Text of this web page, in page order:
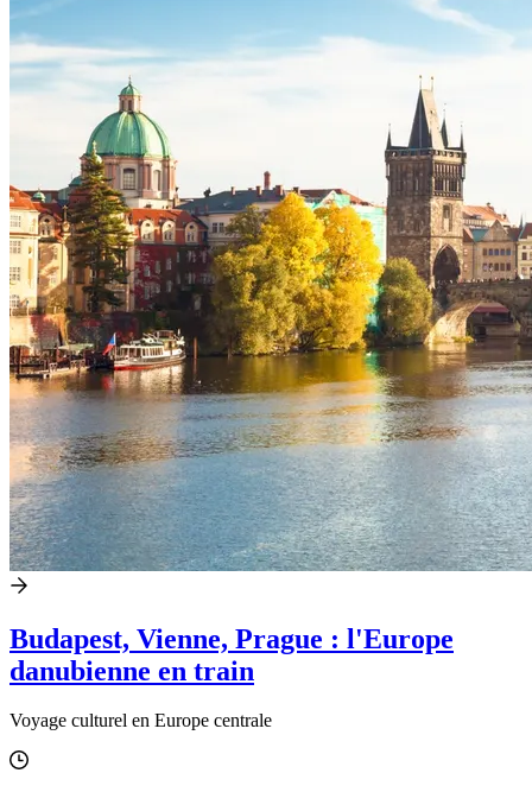
Budapest, Vienne, Prague : l'Europe
danubienne en train
Voyage culturel en Europe centrale